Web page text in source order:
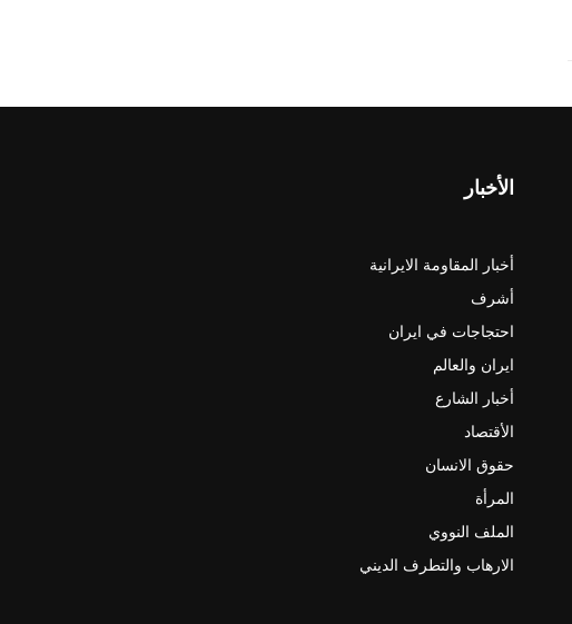
الأخبار
أخبار المقاومة الايرانية
أشرف
احتجاجات في ايران
ايران والعالم
أخبار الشارع
الأقتصاد
حقوق الانسان
المرأة
الملف النووي
الارهاب والتطرف الديني